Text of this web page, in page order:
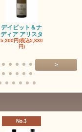
デイビット＆ナ
ディア アリスタ
5,300円(税込5,830
円)
>
No.3